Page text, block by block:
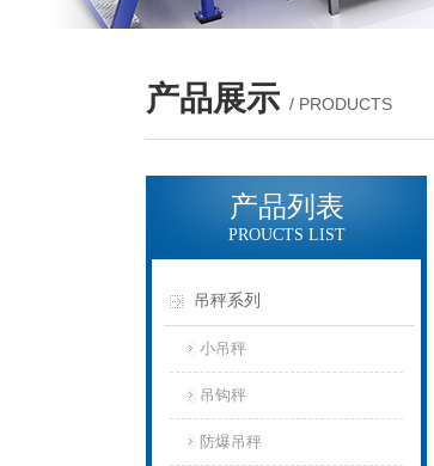
产品展示 / PRODUCTS
产品列表
PROUCTS LIST
吊秤系列
小吊秤
吊钩秤
防爆吊秤